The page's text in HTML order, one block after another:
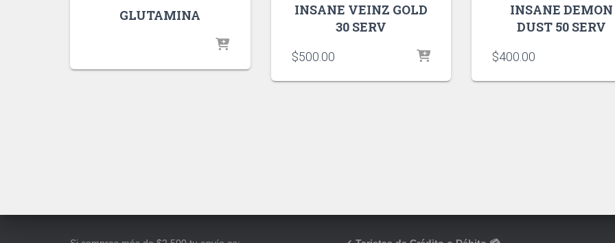
GLUTAMINA
INSANE VEINZ GOLD
30 SERV
$500.00
INSANE DEMON
DUST 50 SERV
$400.00